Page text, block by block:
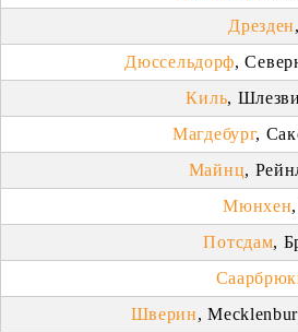
Дрезден
Дюссельдорф,
Киль,
Магдебург,
Майнц,
Мюнхен
Потсдам,
Шверин,